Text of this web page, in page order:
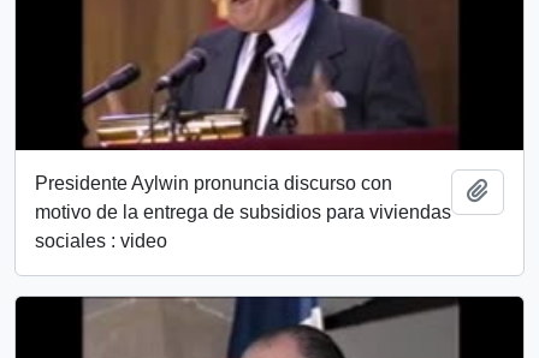
Presidente Aylwin pronuncia discurso con
motivo de la entrega de subsidios para viviendas
sociales : video